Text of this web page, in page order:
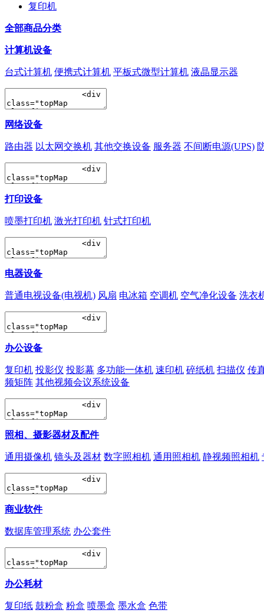
复印机
全部商品分类
计算机设备
台式计算机 便携式计算机 平板式微型计算机 液晶显示器
网络设备
路由器 以太网交换机 其他交换设备 服务器 不间断电源(UPS)
打印设备
喷墨打印机 激光打印机 针式打印机
电器设备
普通电视设备(电视机) 风扇 电冰箱 空调机 空气净化设备 洗衣
办公设备
复印机 投影仪 投影幕 多功能一体机 速印机 碎纸机 扫描仪 传
频矩阵 其他视频会议系统设备
照相、摄影器材及配件
通用摄像机 镜头及器材 数字照相机 通用照相机 静视频照相机
商业软件
数据库管理系统 办公套件
办公耗材
复印纸 鼓粉盒 粉盒 喷墨盒 墨水盒 色带